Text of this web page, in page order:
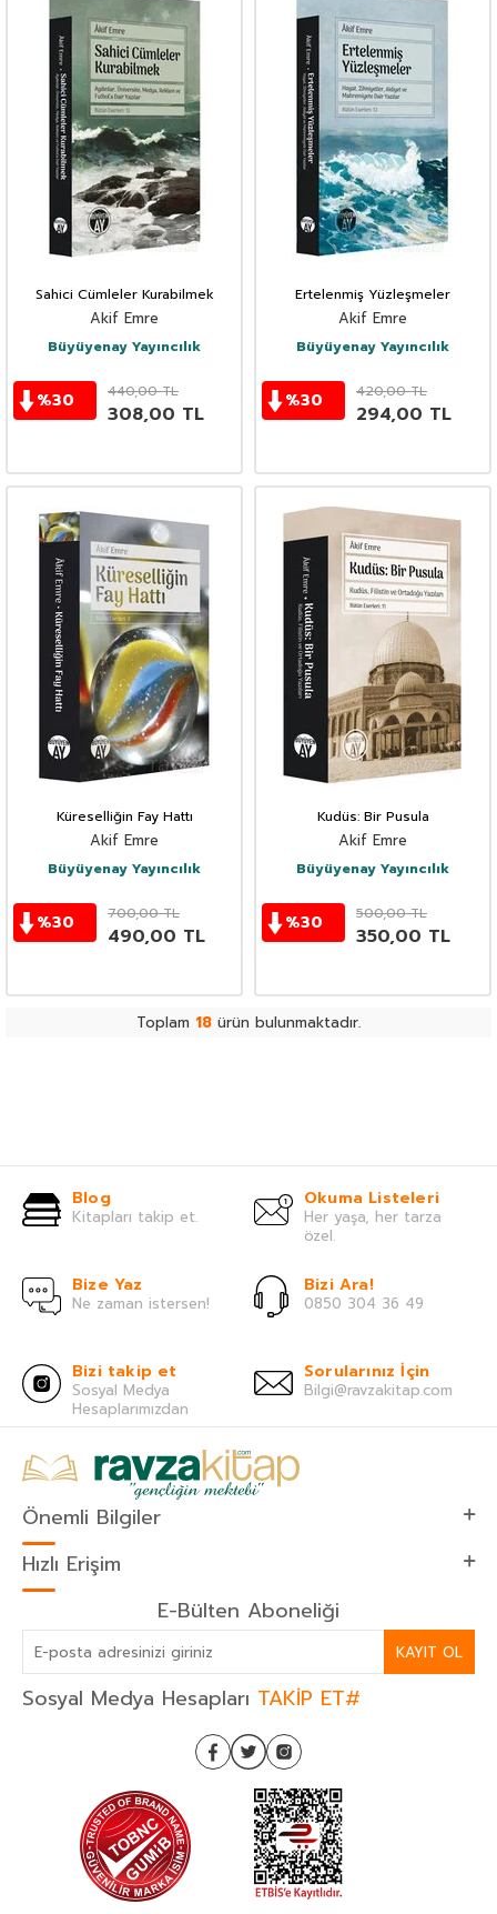
Sahici Cümleler Kurabilmek
Akif Emre
Büyüyenay Yayıncılık
%30 440,00TL
308,00 TL
Ertelenmiş Yüzleşmeler
Akif Emre
Büyüyenay Yayıncılık
%30 420,00TL
294,00 TL
Küreselliğin Fay Hattı
Akif Emre
Büyüyenay Yayıncılık
%30 700,00TL
490,00 TL
Kudüs: Bir Pusula
Akif Emre
Büyüyenay Yayıncılık
%30 500,00TL
350,00 TL
Toplam 18 ürün bulunmaktadır.
Blog
Kitapları takip et.
Okuma Listeleri
Her yaşa, her tarza
özel.
Bize Yaz
Ne zaman istersen!
Bizi Ara!
0850 304 36 49
Bizi takip et
Sosyal Medya
Hesaplarımızdan
Sorularınız İçin
Bilgi@ravzakitap.com
Önemli Bilgiler
Hızlı Erişim
E-Bülten Aboneliği
KAYIT OL
Sosyal Medya Hesapları TAKİP ET#